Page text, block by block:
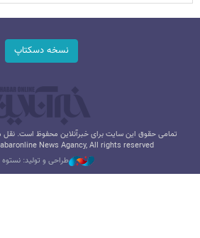
نسخه دسکتاپ
تمامی حقوق این سایت برای خبرآنلاین محفوظ است. نقل
News Agancy, All rights reserved
طراحی و تولید: نستوه